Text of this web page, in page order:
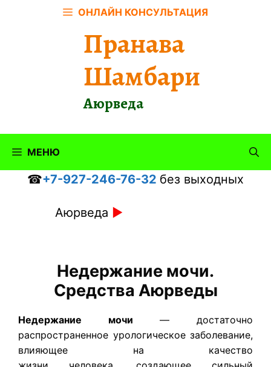
ОНЛАЙН КОНСУЛЬТАЦИЯ
Пранава
Шамбари
Аюрведа
МЕНЮ
☎+7-927-246-76-32 без выходных
Аюрведа ►
Недержание мочи.
Средства Аюрведы
Недержание мочи — достаточно
распространенное урологическое заболевание,
влияющее на качество